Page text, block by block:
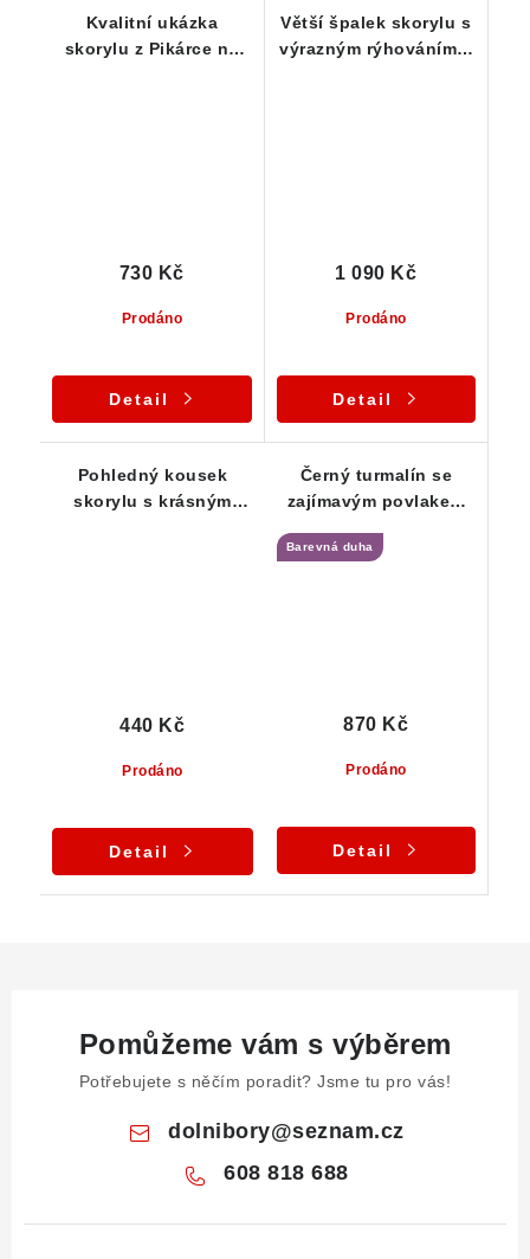
Kvalitní ukázka
skorylu z Pikárce na
Prodáno
730 Kč
Detail
Větší špalek skorylu s
výrazným rýhováním a
Prodáno
1 090 Kč
Detail
Pohledný kousek
skorylu s krásným
Prodáno
440 Kč
Detail
Černý turmalín se
zajímavým povlakem
limonitu
Barevná duha
Prodáno
870 Kč
Detail
Pomůžeme vám s výběrem
Potřebujete s něčím poradit? Jsme tu pro vás!
dolnibory@seznam.cz
608 818 688